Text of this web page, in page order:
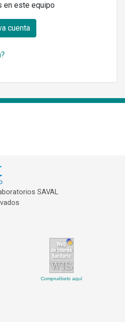
en este equipo
cuenta
SAVAL
Compruébelo aquí